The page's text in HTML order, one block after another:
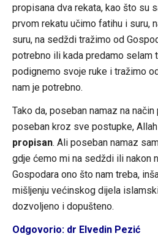
propisana dva rekata, kao što su
prvom rekatu učimo fatihu i suru,
suru, na sedždi tražimo od
potrebno ili kada predamo selam
podignemo svoje ruke i tražimo
nam je potrebno.
Tako da, poseban namaz na
poseban kroz sve postupke,
propisan. Ali poseban namaz
gdje ćemo mi na sedždi ili nakon
Gospodara ono što nam treba,
mišljenju većinskog dijela
dozvoljeno i dopušteno.
Odgovorio: dr Elvedin Pezić